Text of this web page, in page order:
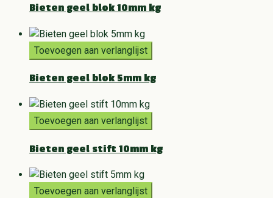
Bieten geel blok 10mm kg
Toevoegen aan verlanglijst
Bieten geel blok 5mm kg
Toevoegen aan verlanglijst
Bieten geel stift 10mm kg
Toevoegen aan verlanglijst